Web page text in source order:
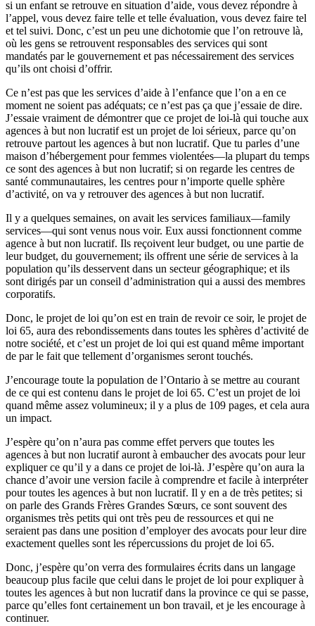
si un enfant se retrouve en situation d’aide, vous devez répondre à
l’appel, vous devez faire telle et telle évaluation, vous devez faire tel
et tel suivi. Donc, c’est un peu une dichotomie que l’on retrouve là,
où les gens se retrouvent responsables des services qui sont
mandatés par le gouvernement et pas nécessairement des services
qu’ils ont choisi d’offrir.
Ce n’est pas que les services d’aide à l’enfance que l’on a en ce
moment ne soient pas adéquats; ce n’est pas ça que j’essaie de dire.
J’essaie vraiment de démontrer que ce projet de loi-là qui touche aux
agences à but non lucratif est un projet de loi sérieux, parce qu’on
retrouve partout les agences à but non lucratif. Que tu parles d’une
maison d’hébergement pour femmes violentées—la plupart du temps
ce sont des agences à but non lucratif; si on regarde les centres de
santé communautaires, les centres pour n’importe quelle sphère
d’activité, on va y retrouver des agences à but non lucratif.
Il y a quelques semaines, on avait les services familiaux—family
services—qui sont venus nous voir. Eux aussi fonctionnent comme
agence à but non lucratif. Ils reçoivent leur budget, ou une partie de
leur budget, du gouvernement; ils offrent une série de services à la
population qu’ils desservent dans un secteur géographique; et ils
sont dirigés par un conseil d’administration qui a aussi des membres
corporatifs.
Donc, le projet de loi qu’on est en train de revoir ce soir, le projet de
loi 65, aura des rebondissements dans toutes les sphères d’activité de
notre société, et c’est un projet de loi qui est quand même important
de par le fait que tellement d’organismes seront touchés.
J’encourage toute la population de l’Ontario à se mettre au courant
de ce qui est contenu dans le projet de loi 65. C’est un projet de loi
quand même assez volumineux; il y a plus de 109 pages, et cela aura
un impact.
J’espère qu’on n’aura pas comme effet pervers que toutes les
agences à but non lucratif auront à embaucher des avocats pour leur
expliquer ce qu’il y a dans ce projet de loi-là. J’espère qu’on aura la
chance d’avoir une version facile à comprendre et facile à interpréter
pour toutes les agences à but non lucratif. Il y en a de très petites; si
on parle des Grands Frères Grandes Sœurs, ce sont souvent des
organismes très petits qui ont très peu de ressources et qui ne
seraient pas dans une position d’employer des avocats pour leur dire
exactement quelles sont les répercussions du projet de loi 65.
Donc, j’espère qu’on verra des formulaires écrits dans un langage
beaucoup plus facile que celui dans le projet de loi pour expliquer à
toutes les agences à but non lucratif dans la province ce qui se passe,
parce qu’elles font certainement un bon travail, et je les encourage à
continuer.